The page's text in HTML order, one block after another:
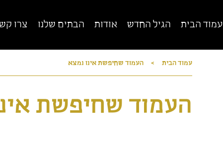
עמוד הבית הגיל החדש אודות הבתים שלנו צרו
רשת מגדלי הים התיכון
הרשת הגדולה, הותיקה והמובילה בישראל לדיור
עמוד הבית > העמוד שחיפשת אינו נמצא
העמוד שחיפשת